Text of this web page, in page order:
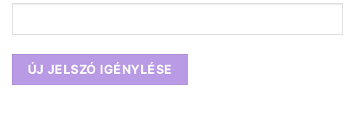
ÚJ JELSZÓ IGÉNYLÉSE